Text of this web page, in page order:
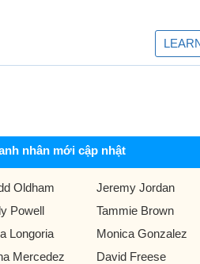
nhân mới cập nhật
Oldham
Jeremy Jordan
Powell
Tammie Brown
Longoria
Monica Gonzalez
Mercedez
David Freese